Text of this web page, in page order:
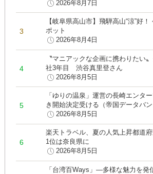
2026年8月7日
【岐阜県高山市】飛騨高山“涼”好
ポット
2026年8月4日
〝マニアックな企画に携わりたい
社3年目 渋谷真里登さん
2026年8月5日
「ゆりの温泉」運営の長崎エンタ
き開始決定受ける（帝国データバン
2026年8月5日
楽天トラベル、夏の人気上昇都道
1位は奈良県に
2026年8月5日
「台湾百Ways」―多様な魅力を